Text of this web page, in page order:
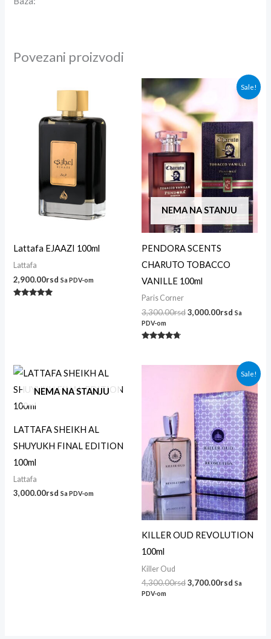
Povezani proizvodi
Lattafa EJAAZI 100ml
Lattafa
2,900.00rsd Sa PDV-om
Sale!
NEMA NA STANJU
PENDORA SCENTS
CHARUTO TOBACCO
VANILLE 100ml
Paris Corner
3,300.00rsd
Originalna
cena
je
bila:
3,300.00rsd.
3,000.00rsd
Trenutna
cena
Sa
PDV-om
NEMA NA STANJU
LATTAFA SHEIKH AL
SHUYUKH FINAL EDITION
100ml
Lattafa
3,000.00rsd Sa PDV-om
Sale!
KILLER OUD REVOLUTION
100ml
Killer Oud
4,300.00rsd
bila:
4,300.00rsd.
3,700.00rsd
Trenutna
cena
je:
Sa
PDV-om